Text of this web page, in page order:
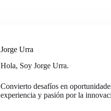
Jorge Urra
Hola, Soy Jorge Urra.
Convierto desafíos en
experiencia y pasión por la